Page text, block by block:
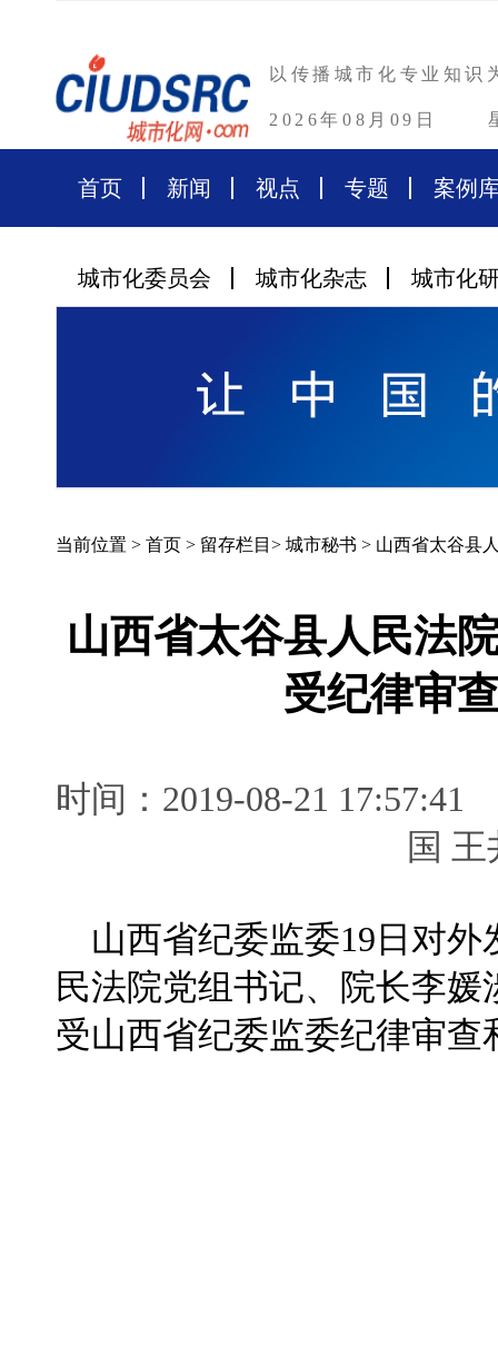
以传播城市化专业知识
2026年08月09日
首页 新闻 视点 专题 案例
城市化委员会 城市化杂志 城市化
当前位置 > 首页 > 留存栏目 > 城市秘书 > 山西省太谷县
山西省太谷县人民法
受纪律审
时间：2019-08-21
国
山西省纪委监委19日对外
民法院党组书记、院长李
受山西省纪委监委纪律审查